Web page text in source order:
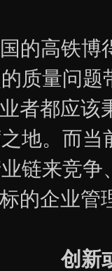
高铁博
质量问
者都应
地。而
链来竞
的企业
创新